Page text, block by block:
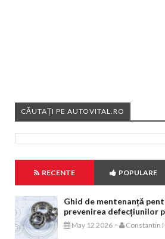
CĂUTAȚI PE AUTOVITAL.RO
RECENTE POPULARE
Ghid de mentenanță
prevenirea defecțiunilor
May 12 2026 - Constantin